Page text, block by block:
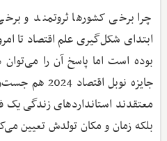
چرا برخی کشورها ثروتمند و
ابتدای شکل‌گیری علم اقتصاد تا
بوده است اما پاسخ آن را
جایزه نوبل
معتقدند استانداردهای زندگی یک
بلکه زمان و مکان تولدش تعیین